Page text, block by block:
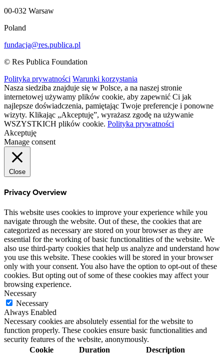
00-032 Warsaw
Poland
fundacja@res.publica.pl
© Res Publica Foundation
Polityka prywatności Warunki korzystania
Nasza siedziba znajduje się w Polsce, a na naszej stronie
internetowej używamy plików cookie, aby zapewnić Ci jak
najlepsze doświadczenia, pamiętając Twoje preferencje i ponowne
wizyty. Klikając „Akceptuję”, wyrażasz zgodę na używanie
WSZYSTKICH plików cookie. Polityka prywatności
Akceptuję
Manage consent
Close
Privacy Overview
This website uses cookies to improve your experience while you
navigate through the website. Out of these, the cookies that are
categorized as necessary are stored on your browser as they are
essential for the working of basic functionalities of the website. We
also use third-party cookies that help us analyze and understand how
you use this website. These cookies will be stored in your browser
only with your consent. You also have the option to opt-out of these
cookies. But opting out of some of these cookies may affect your
browsing experience.
Necessary
Necessary
Always Enabled
Necessary cookies are absolutely essential for the website to
function properly. These cookies ensure basic functionalities and
security features of the website, anonymously.
Cookie
Duration Description